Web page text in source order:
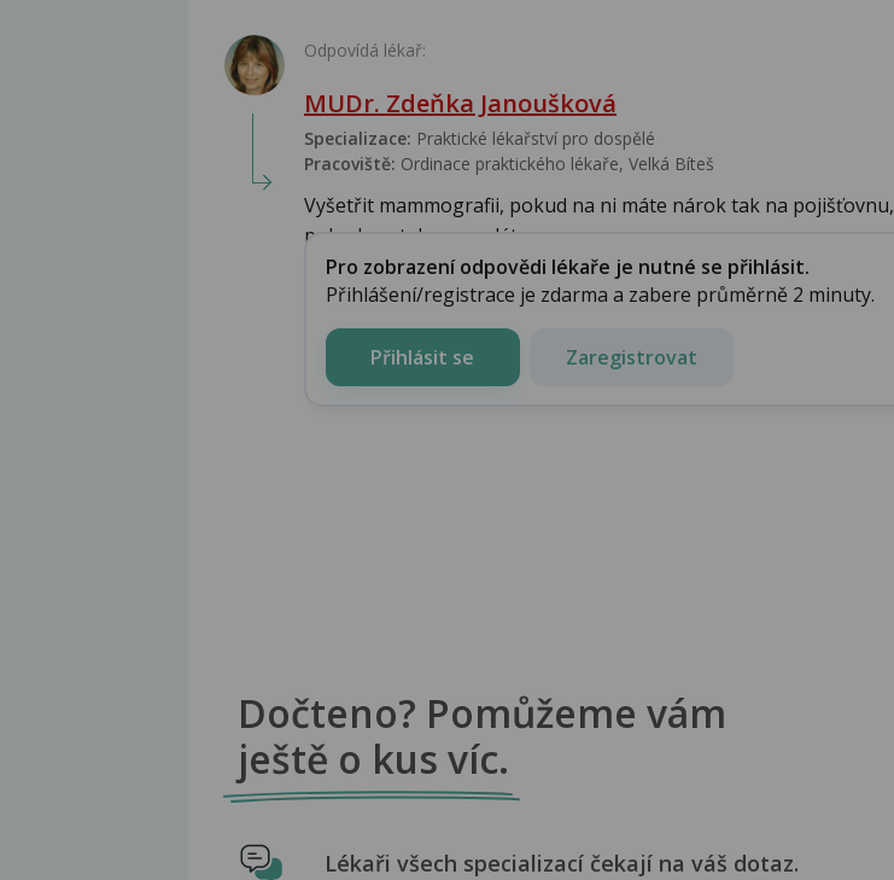
Odpovídá lékař:
MUDr. Zdeňka Janoušková
Specializace: Praktické lékařství pro dospělé
Pracoviště: Ordinace praktického lékaře, Velká Bíteš
Vyšetřit mammografii, pokud na ni máte nárok tak na pojišťovnu,
pokud ne, tak samoplátce na u...
Pro zobrazení odpovědi lékaře je nutné se přihlásit.
Přihlášení/registrace je zdarma a zabere průměrně 2 minuty.
Přihlásit se Zaregistrovat
Dočteno? Pomůžeme vám
ještě o kus víc.
Lékaři všech specializací čekají na váš dotaz.